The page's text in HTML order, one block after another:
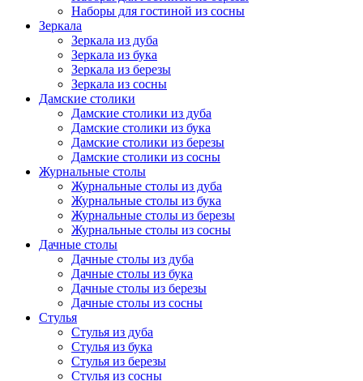
Наборы для гостиной из сосны
Зеркала
Зеркала из дуба
Зеркала из бука
Зеркала из березы
Зеркала из сосны
Дамские столики
Дамские столики из дуба
Дамские столики из бука
Дамские столики из березы
Дамские столики из сосны
Журнальные столы
Журнальные столы из дуба
Журнальные столы из бука
Журнальные столы из березы
Журнальные столы из сосны
Дачные столы
Дачные столы из дуба
Дачные столы из бука
Дачные столы из березы
Дачные столы из сосны
Стулья
Стулья из дуба
Стулья из бука
Стулья из березы
Стулья из сосны